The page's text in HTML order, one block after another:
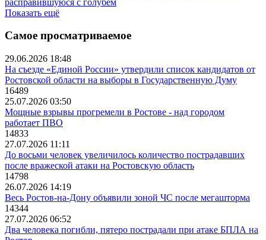
Показать ещё
Самое просматриваемое
29.06.2026 18:48
На съезде «Единой России» утвердили список кандидатов от
Ростовской области на выборы в Государственную Думу
16489
25.07.2026 03:50
Мощные взрывы прогремели в Ростове - над городом
работает ПВО
14833
27.07.2026 11:11
До восьми человек увеличилось количество пострадавших
после вражеской атаки на Ростовскую область
14798
26.07.2026 14:19
Весь Ростов-на-Дону объявили зоной ЧС после мегашторма
14344
27.07.2026 06:52
Два человека погибли, пятеро пострадали при атаке БПЛА на